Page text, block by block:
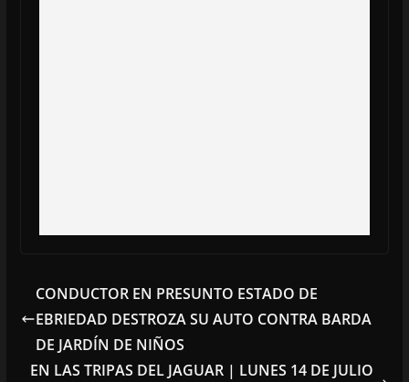
CONDUCTOR EN PRESUNTO ESTADO DE
EBRIEDAD DESTROZA SU AUTO CONTRA BARDA
DE JARDÍN DE NIÑOS
EN LAS TRIPAS DEL JAGUAR | LUNES 14 DE JULIO